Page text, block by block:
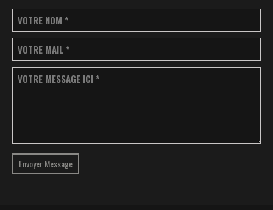
VOTRE NOM *
VOTRE MAIL *
VOTRE MESSAGE ICI *
Envoyer Message